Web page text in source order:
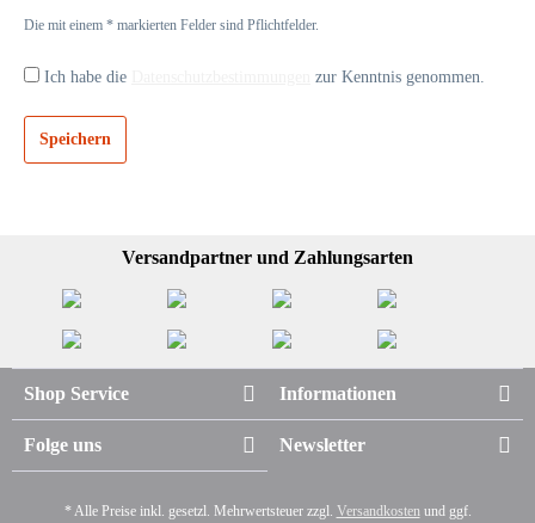
Die mit einem * markierten Felder sind Pflichtfelder.
Ich habe die zur Kenntnis genommen.
Speichern
Versandpartner und Zahlungsarten
Shop Service Informationen
Folge uns Newsletter
* Alle Preise inkl. gesetzl. Mehrwertsteuer zzgl. Versandkostenund ggf.